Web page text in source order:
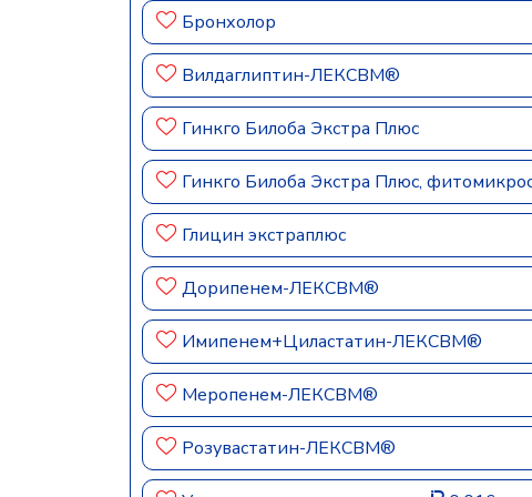
Бронхолор
Вилдаглиптин-ЛЕКСВМ®
Гинкго Билоба Экстра Плюс
Гинкго Билоба Экстра Плюс,
Глицин экстраплюс
Дорипенем-ЛЕКСВМ®
Имипенем+Циластатин-ЛЕКСВМ®
Меропенем-ЛЕКСВМ®
Розувастатин-ЛЕКСВМ®